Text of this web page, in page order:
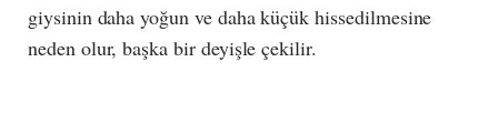
giysinin daha yoğun ve daha küçük hissedilmesine
neden olur, başka bir deyişle çekilir.